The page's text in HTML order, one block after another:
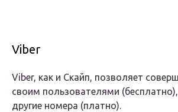
Viber
Viber, как и Скайп, позволяет
своим пользователями
другие номера (платно).